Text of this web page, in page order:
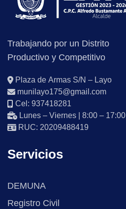
Trabajando por un Distrito
Productivo y Competitivo
Plaza de Armas S/N – Layo
munilayo175@gmail.com
Cel: 937418281
Lunes – Viernes | 8:00 – 17:00
RUC: 20209488419
Servicios
DEMUNA
Registro Civil